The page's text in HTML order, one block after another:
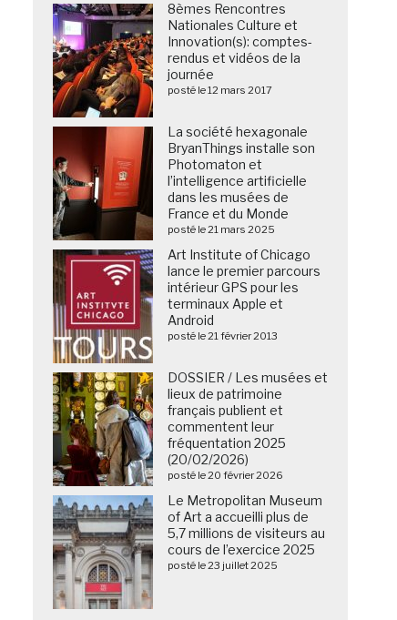
8èmes Rencontres
Nationales Culture et
Innovation(s): comptes-
rendus et vidéos de la
journée
posté le 12 mars 2017
La société hexagonale
BryanThings installe son
Photomaton et
l’intelligence artificielle
dans les musées de
France et du Monde
posté le 21 mars 2025
Art Institute of Chicago
lance le premier parcours
intérieur GPS pour les
terminaux Apple et
Android
posté le 21 février 2013
DOSSIER / Les musées et
lieux de patrimoine
français publient et
commentent leur
fréquentation 2025
(20/02/2026)
posté le 20 février 2026
Le Metropolitan Museum
of Art a accueilli plus de
5,7 millions de visiteurs au
cours de l’exercice 2025
posté le 23 juillet 2025